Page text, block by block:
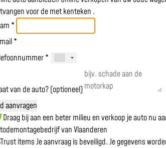
voor demet kenteken .
*
*
*
van de auto? (optioneel)
aanvragen
Draag bij aan een beter milieu en verkoop je auto nu
van Vlaanderen
Je aanvraag is beveiligd. Je gegevens